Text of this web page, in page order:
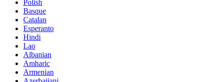
Polish
Basque
Catalan
Esperanto
Hindi
Lao
Albanian
Amharic
Armenian